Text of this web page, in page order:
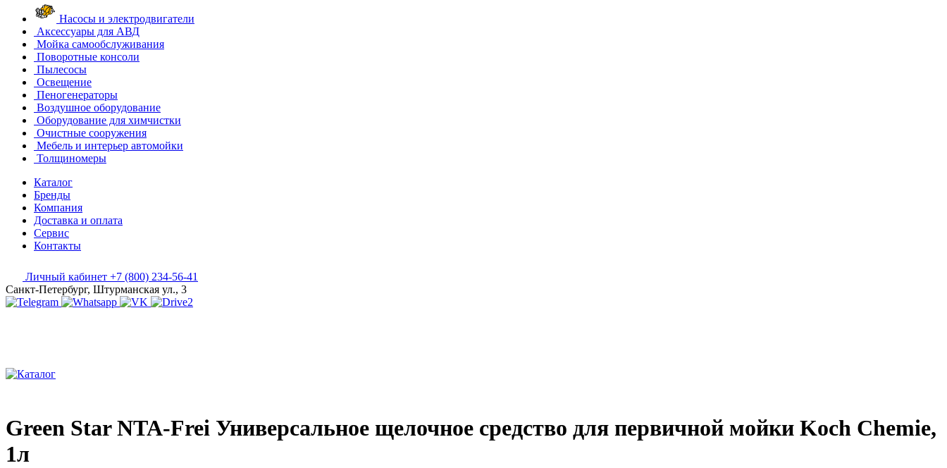
Насосы и электродвигатели
Аксессуары для АВД
Мойка самообслуживания
Поворотные консоли
Пылесосы
Освещение
Пеногенераторы
Воздушное оборудование
Оборудование для химчистки
Очистные сооружения
Мебель и интерьер автомойки
Толщиномеры
Каталог
Бренды
Компания
Доставка и оплата
Сервис
Контакты
Личный кабинет +7 (800) 234-56-41
Санкт-Петербург, Штурманская ул., 3
Green Star NTA-Frei Универсальное щелочное средство для первичной мойки Koch Chemie,
1л